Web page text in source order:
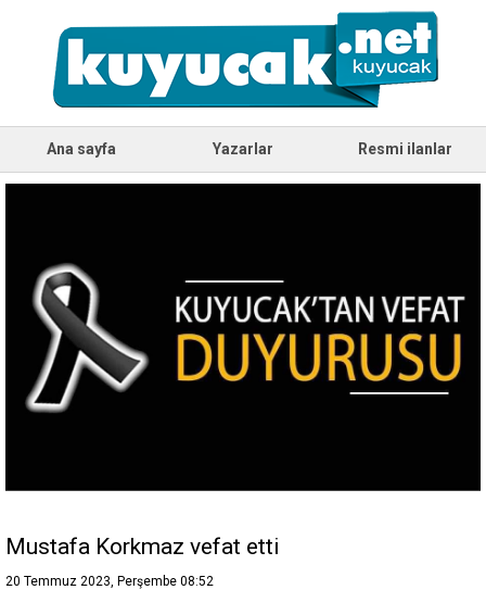
Ana sayfa Yazarlar Resmi ilanlar
Mustafa Korkmaz vefat etti
20 Temmuz 2023, Perşembe 08:52